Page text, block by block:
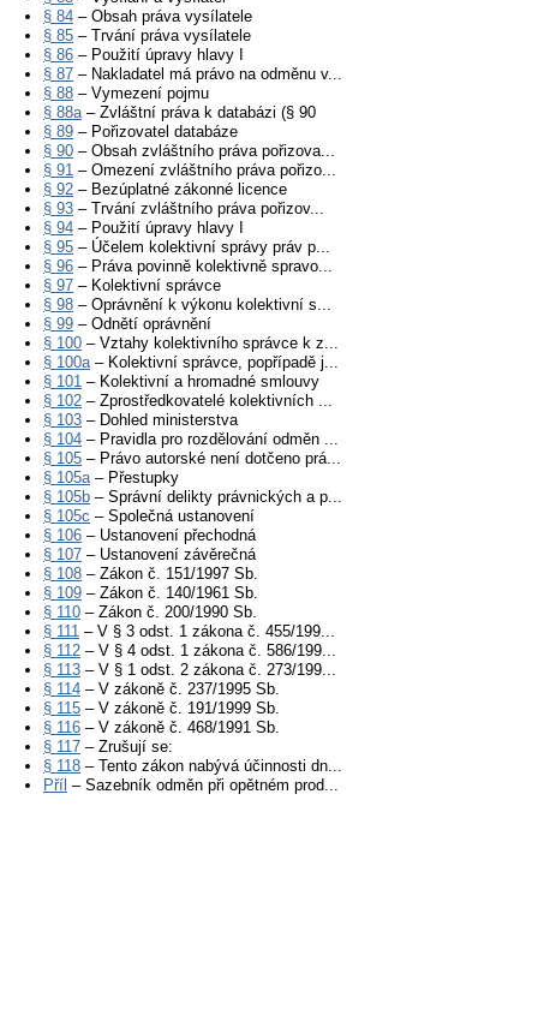
§ 84 – Obsah práva vysílatele
§ 85 – Trvání práva vysílatele
§ 86 – Použití úpravy hlavy I
§ 87 – Nakladatel má právo na odměnu v...
§ 88 – Vymezení pojmu
§ 88a– Zvláštní práva k databázi (§ 90
§ 89 – Pořizovatel databáze
§ 90 – Obsah zvláštního práva pořizova...
§ 91 – Omezení zvláštního práva pořizo...
§ 92 – Bezúplatné zákonné licence
§ 93 – Trvání zvláštního práva pořizov...
§ 94 – Použití úpravy hlavy I
§ 95 – Účelem kolektivní správy práv p...
§ 96 – Práva povinně kolektivně spravo...
§ 97 – Kolektivní správce
§ 98 – Oprávnění k výkonu kolektivní s...
§ 99 – Odnětí oprávnění
§ 100 – Vztahy kolektivního správce k z...
§ 100a– Kolektivní správce, popřípadě j...
§ 101 – Kolektivní a hromadné smlouvy
§ 102 – Zprostředkovatelé kolektivních ...
§ 103 – Dohled ministerstva
§ 104 – Pravidla pro rozdělování odměn ...
§ 105 – Právo autorské není dotčeno prá...
§ 105a– Přestupky
§ 105b – Správní delikty právnických a p...
§ 105c – Společná ustanovení
§ 106 – Ustanovení přechodná
§ 107 – Ustanovení závěrečná
§ 108 – Zákon č. 151/1997 Sb.
§ 109 – Zákon č. 140/1961 Sb.
§ 110 – Zákon č. 200/1990 Sb.
§ 111 – V § 3 odst. 1 zákona č. 455/199...
§ 112 – V § 4 odst. 1 zákona č. 586/199...
§ 113 – V § 1 odst. 2 zákona č. 273/199...
§ 114 – V zákoně č. 237/1995 Sb.
§ 115 – V zákoně č. 191/1999 Sb.
§ 116 – V zákoně č. 468/1991 Sb.
§ 117 – Zrušují se:
§ 118 – Tento zákon nabývá účinnosti dn...
Příl – Sazebník odměn při opětném prod...